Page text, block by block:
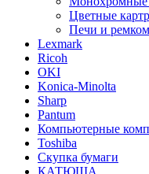
Цветные
Печи и
Lexmark
Ricoh
OKI
Konica-Minolta
Sharp
Pantum
Компьютерные
Toshiba
Скупка бумаги